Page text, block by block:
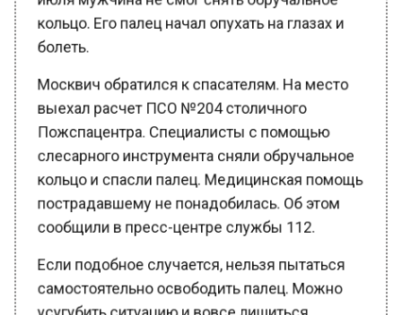
кольцо. Его палец начал опухать на глазах и
болеть.
Москвич обратился к спасателям. На место
выехал расчет ПСО №204 столичного
Пожспацентра. Специалисты с помощью
слесарного инструмента сняли обручальное
кольцо и спасли палец. Медицинская помощь
пострадавшему не понадобилась. Об этом
сообщили в пресс-центре службы 112.
Если подобное случается, нельзя пытаться
самостоятельно освободить палец. Можно